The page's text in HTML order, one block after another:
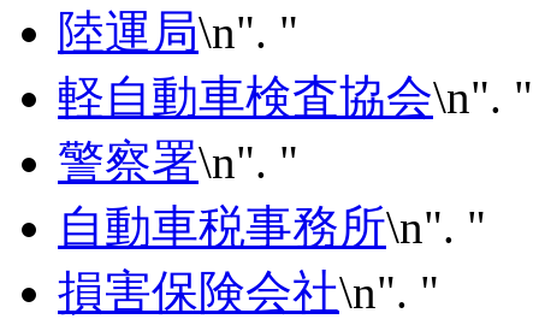
陸運局\n". "
軽自動車検査協会\n". "
警察署\n". "
自動車税事務所\n". "
損害保険会社\n". "